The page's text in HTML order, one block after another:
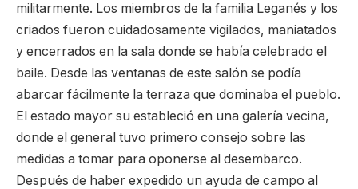
militarmente. Los miembros de la familia Leganés y los
criados fueron cuidadosamente vigilados, maniatados
y encerrados en la sala donde se había celebrado el
baile. Desde las ventanas de este salón se podía
abarcar fácilmente la terraza que dominaba el pueblo.
El estado mayor su estableció en una galería vecina,
donde el general tuvo primero consejo sobre las
medidas a tomar para oponerse al desembarco.
Después de haber expedido un ayuda de campo al